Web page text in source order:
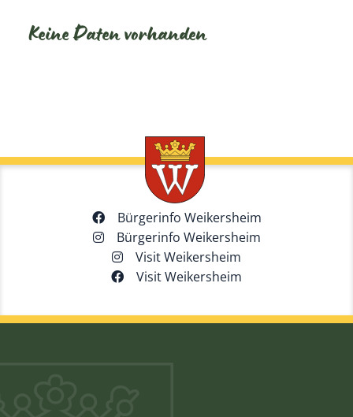
Keine Daten vorhanden
Bürgerinfo Weikersheim
Bürgerinfo Weikersheim
Visit Weikersheim
Visit Weikersheim